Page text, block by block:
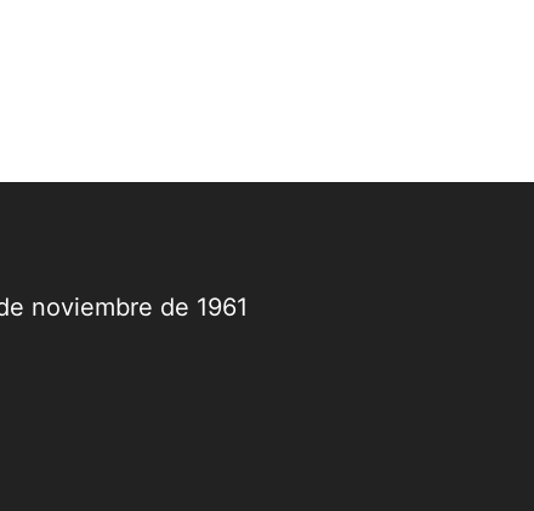
noviembre de 1961